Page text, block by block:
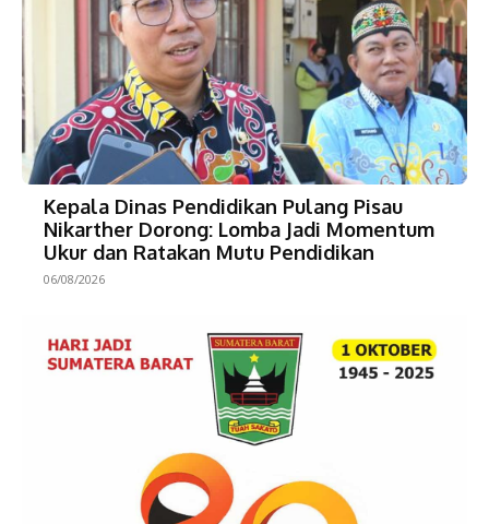
Kepala Dinas Pendidikan Pulang Pisau
Nikarther Dorong: Lomba Jadi Momentum
Ukur dan Ratakan Mutu Pendidikan
06/08/2026